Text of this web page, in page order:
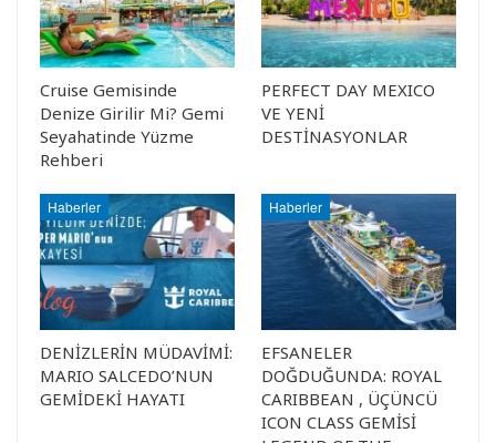
Cruise Gemisinde
Denize Girilir Mi? Gemi
Seyahatinde Yüzme
Rehberi
PERFECT DAY MEXICO
VE YENİ
DESTİNASYONLAR
Haberler
DENİZLERİN MÜDAVİMİ:
MARIO SALCEDO’NUN
GEMİDEKİ HAYATI
Haberler
EFSANELER
DOĞDUĞUNDA: ROYAL
CARIBBEAN , ÜÇÜNCÜ
ICON CLASS GEMİSİ